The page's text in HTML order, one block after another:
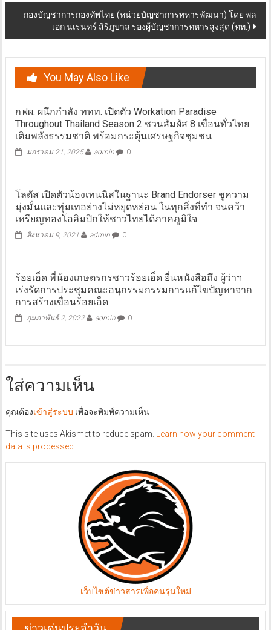
กองบัญชาการกองทัพไทย (หน่วยบัญชาการทหารพัฒนา) โดย พล
เอก นเรนทร์ สิริภูบาล รองผู้บัญชาการทหารสูงสุด (ทท.)
You May Also Like
กฟผ. ผนึกกำลัง ททท. เปิดตัว Workation Paradise
Throughout Thailand Season 2 ชวนสัมผัส 8 เขื่อนทั่วไทย
เติมพลังธรรมชาติ พร้อมกระตุ้นเศรษฐกิจชุมชน
มกราคม 21, 2025 admin 0
โลตัส เปิดตัวน้องเทนนิสในฐานะ Brand Endorser ชูความ
มุ่งมั่นและทุ่มเทอย่างไม่หยุดหย่อน ในทุกสิ่งที่ทำ จนคว้า
เหรียญทองโอลิมปิกให้ชาวไทยได้ภาคภูมิใจ
สิงหาคม 9, 2021 admin 0
ร้อยเอ็ด พี่น้องเกษตรกรชาวร้อยเอ็ด ยื่นหนังสือถึง ผู้ว่าฯ
เร่งรัดการประชุมคณะอนุกรรมกรรมการแก้ไขปัญหาจาก
การสร้างเขื่อนร้อยเอ็ด
กุมภาพันธ์ 2, 2022 admin 0
ใส่ความเห็น
คุณต้องเข้าสู่ระบบ เพื่อจะพิมพ์ความเห็น
This site uses Akismet to reduce spam.
Learn how your comment
data is processed.
เว็บไซต์ข่าวสารเพื่อคนรุ่นใหม่